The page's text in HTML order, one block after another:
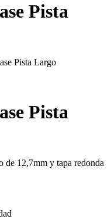
Pista
Pista Largo
Pista
de 12,7mm y tapa redonda